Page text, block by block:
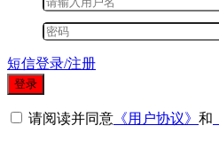
短信登录/注册
登录
请阅读并同意 《用户协议》 和